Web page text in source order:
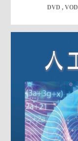
DVD , VOD